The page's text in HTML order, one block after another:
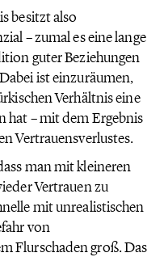
besitzt also
– zumal es eine lange
guter Beziehungen
ist einzuräumen,
Verhältnis eine
hat – mit dem Ergebnis
Vertrauensverlustes.
man mit kleineren
Vertrauen zu
mit unrealistischen
von
Flurschaden groß. Das